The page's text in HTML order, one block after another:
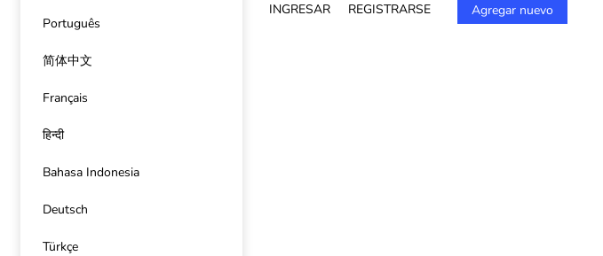
Português
简体中文
Français
हिन्दी
Bahasa Indonesia
Deutsch
Türkçe
INGRESAR REGISTRARSE Agregar nuevo